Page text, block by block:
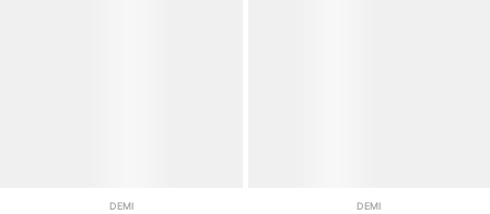
DEMI DEMI